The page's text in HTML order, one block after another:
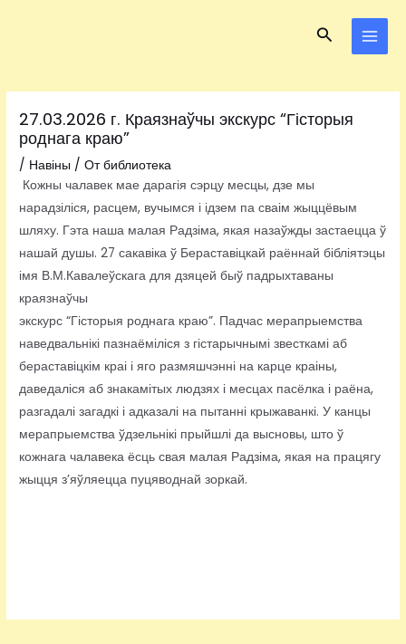
Поиск
27.03.2026 г. Краязнаўчы экскурс “Гісторыя
роднага краю”
/ Навіны / Отбиблиотека
Кожны чалавек мае дарагія сэрцу месцы, дзе мы
нарадзіліся, расцем, вучымся і ідзем па сваім жыццёвым
шляху. Гэта наша малая Радзіма, якая назаўжды застаецца ў
нашай душы. 27 сакавіка ў Бераставіцкай раённай бібліятэцы
імя В.М.Кавалеўскага для дзяцей быў падрыхтаваны
краязнаўчы
экскурс “Гісторыя роднага краю”. Падчас мерапрыемства
наведвальнікі пазнаёміліся з гістарычнымі звесткамі аб
бераставіцкім краі і яго размяшчэнні на карце краіны,
даведаліся аб знакамітых людзях і месцах пасёлка і раёна,
разгадалі загадкі і адказалі на пытанні крыжаванкі. У канцы
мерапрыемства ўдзельнікі прыйшлі да высновы, што ў
кожнага чалавека ёсць свая малая Радзіма, якая на працягу
жыцця з’яўляецца пуцяводнай зоркай.